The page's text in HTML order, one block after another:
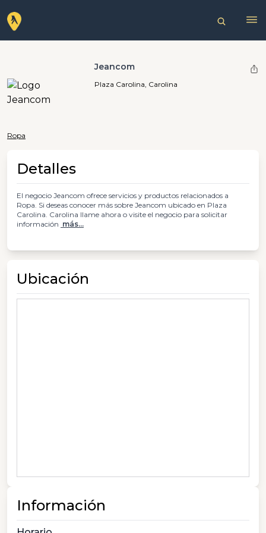
Jeancom
Plaza Carolina, Carolina
Ropa
Detalles
El negocio Jeancom ofrece servicios y productos relacionados a
Ropa. Si deseas conocer más sobre Jeancom ubicado en Plaza
Carolina. Carolina llame ahora o visite el negocio para solicitar
información más...
Ubicación
Información